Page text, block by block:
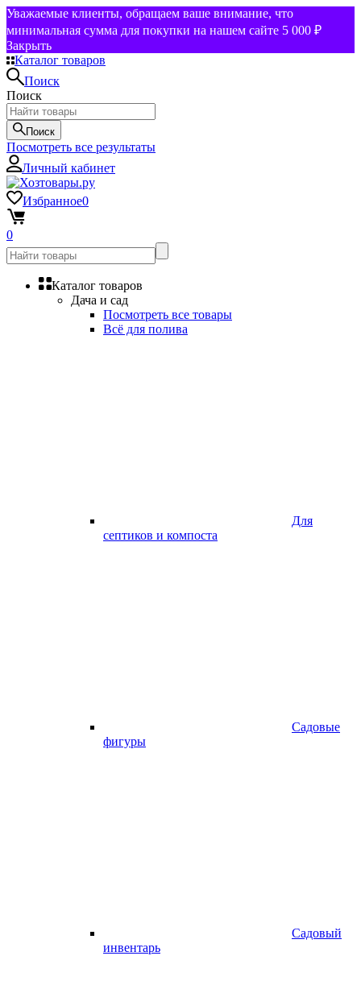
Уважаемые клиенты, обращаем ваше внимание, что
минимальная сумма для покупки на нашем сайте 5 000 ₽
Закрыть
Каталог товаров
Поиск
Поиск
Поиск
Посмотреть все результаты
Личный кабинет
Избранное0
0
Каталог товаров
Дача и сад
Посмотреть все товары
Всё для полива
Для
септиков и компоста
Садовые
фигуры
Садовый
инвентарь